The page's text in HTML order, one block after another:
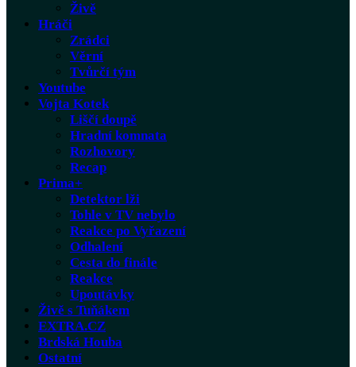
Živě
Hráči
Zrádci
Věrní
Tvůrčí tým
Youtube
Vojta Kotek
Liščí doupě
Hradní komnata
Rozhovory
Recap
Prima+
Detektor lži
Tohle v TV nebylo
Reakce po Vyřazení
Odhalení
Cesta do finále
Reakce
Upoutávky
Živě s Tuňákem
EXTRA.CZ
Brdská Houba
Ostatní